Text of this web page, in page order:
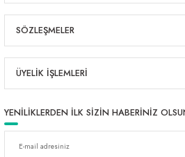
SÖZLEŞMELER
ÜYELİK İŞLEMLERİ
YENİLİKLERDEN İLK SİZİN HABERİNİZ